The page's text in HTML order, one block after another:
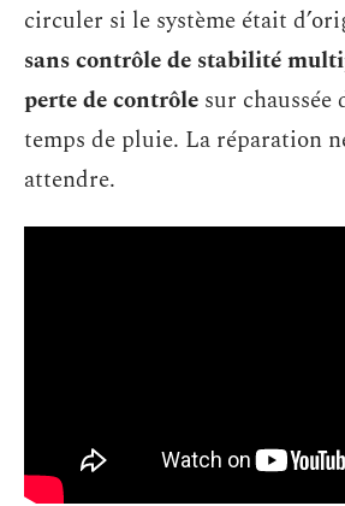
circuler si le système était
sans contrôle de stabilité
perte de contrôle sur chaussée
temps de pluie. La réparation
attendre.